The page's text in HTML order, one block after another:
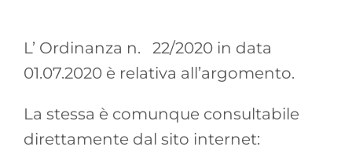
L’ Ordinanza n. 22/2020 in data
01.07.2020 è relativa all’argomento.
La stessa è comunque consultabile
direttamente dal sito internet: